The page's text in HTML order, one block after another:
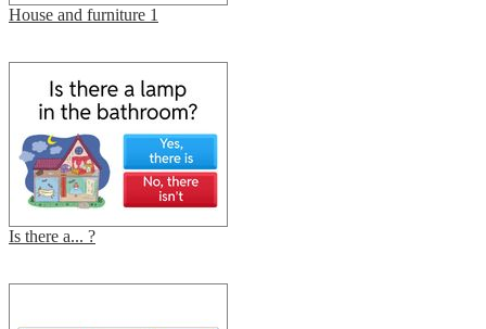
House and furniture 1
Is there a... ?